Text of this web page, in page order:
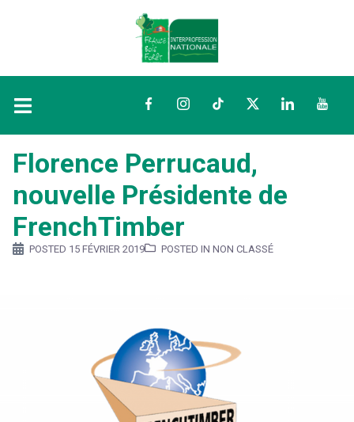
FacebookInstagramTikTokTwitterLinkedIn
Florence Perrucaud,
nouvelle Présidente de
FrenchTimber
POSTED 15 FÉVRIER 2019 POSTED IN NON CLASSÉ